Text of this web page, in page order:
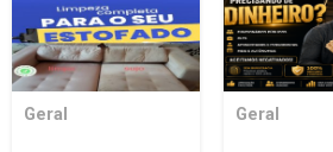
Geral Geral